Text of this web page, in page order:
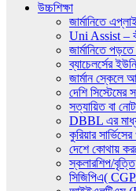
উচ্চশিক্ষা
জার্মানিতে
Uni Assist –
জার্মানিতে
ব্যাচেলর্সের
জার্মান স্কেলে
দেশি সিস্টেমের
সত্যায়িত বা
DBBL এর
কুরিয়ার
দেশে কোথায়
স্কলারশিপ/বৃত্তি
সিজিপিএ(